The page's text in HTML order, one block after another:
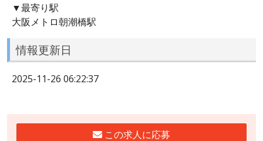
▼最寄り駅
大阪メトロ朝潮橋駅
情報更新日
2025-11-26 06:22:37
この求人に応募